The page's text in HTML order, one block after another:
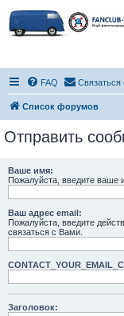
FAQ Связаться
Список форумов
Отправить
Ваше имя:
Пожалуйста, введите ваше
Ваш адрес email:
Пожалуйста, введите
связаться с Вами.
Заголовок: